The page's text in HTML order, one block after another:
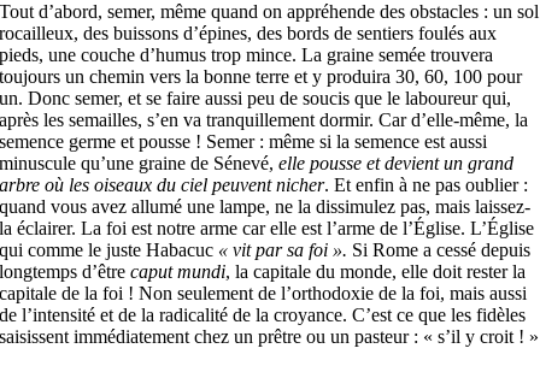
Tout d’abord, semer, même quand on appréhende des obstacles : un sol
rocailleux, des buissons d’épines, des bords de sentiers foulés aux
pieds, une couche d’humus trop mince. La graine semée trouvera
toujours un chemin vers la bonne terre et y produira 30, 60, 100 pour
un. Donc semer, et se faire aussi peu de soucis que le laboureur qui,
après les semailles, s’en va tranquillement dormir. Car d’elle-même, la
semence germe et pousse ! Semer : même si la semence est aussi
minuscule qu’une graine de Sénevé,elle pousse et devient un grand
arbre où les oiseaux du ciel peuvent nicher. Et enfin à ne pas oublier :
quand vous avez allumé une lampe, ne la dissimulez pas, mais laissez-
la éclairer. La foi est notre arme car elle est l’arme de l’Église. L’Église
qui comme le juste Habacuc « vit par sa foi ». Si Rome a cessé depuis
longtemps d’êtrecaput mundi, la capitale du monde, elle doit rester la
capitale de la foi ! Non seulement de l’orthodoxie de la foi, mais aussi
de l’intensité et de la radicalité de la croyance. C’est ce que les fidèles
saisissent immédiatement chez un prêtre ou un pasteur : « s’il y croit ! »